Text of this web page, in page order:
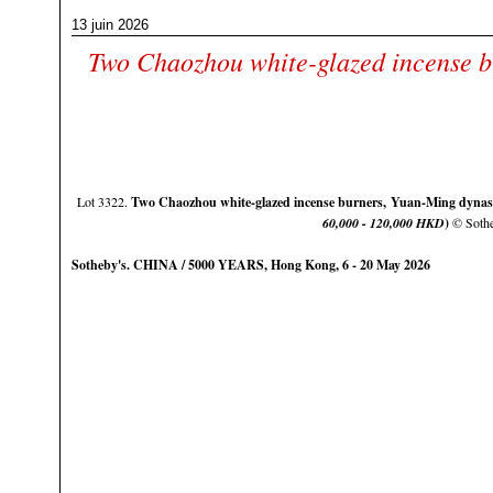
13 juin 2026
Two Chaozhou white-glazed incense
Lot 3322. Two Chaozhou white-glazed incense burners, Yuan-Ming
60,000 - 120,000 HKD)©
Sotheby's. CHINA / 5000 YEARS, Hong Kong, 6 - 20 May 2026